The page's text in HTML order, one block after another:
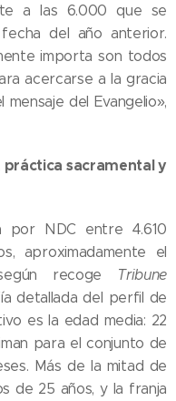
a las 6.000 que se
del año anterior.
importa son todos
acercarse a la gracia
del Evangelio»,
sacramental y
por NDC entre 4.610
aproximadamente el
recoge Tribune
detallada del perfil de
es la edad media: 22
para el conjunto de
Más de la mitad de
de 25 años, y la franja